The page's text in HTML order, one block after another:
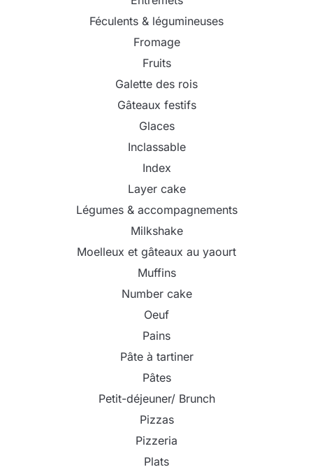
Féculents & légumineuses
Fromage
Fruits
Galette des rois
Gâteaux festifs
Glaces
Inclassable
Index
Layer cake
Légumes & accompagnements
Milkshake
Moelleux et gâteaux au yaourt
Muffins
Number cake
Oeuf
Pains
Pâte à tartiner
Pâtes
Petit-déjeuner/ Brunch
Pizzas
Pizzeria
Plats